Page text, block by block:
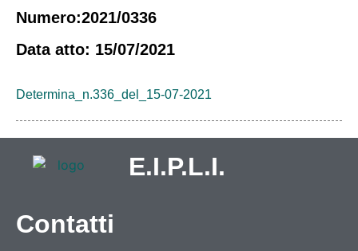
Numero:2021/0336
Data atto: 15/07/2021
Determina_n.336_del_15-07-2021
E.I.P.L.I.
Contatti